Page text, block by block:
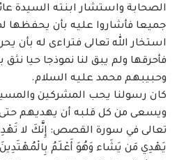
الصحابة واستشار ابنته السيدة
جميعا فأشاروا ‏عليه بأن يحفظها
استخار الله تعالى فتراءى له بأن
فأحرقها ولم يبق لنا نموذجا حيا
وحبيبهم محمد عليه السلام. ‏
كان رسولنا يحب المشركين
ويسعى من كل قلبه أن يهديهم
تعالى في سورة القصص: إِنَّكَ لا